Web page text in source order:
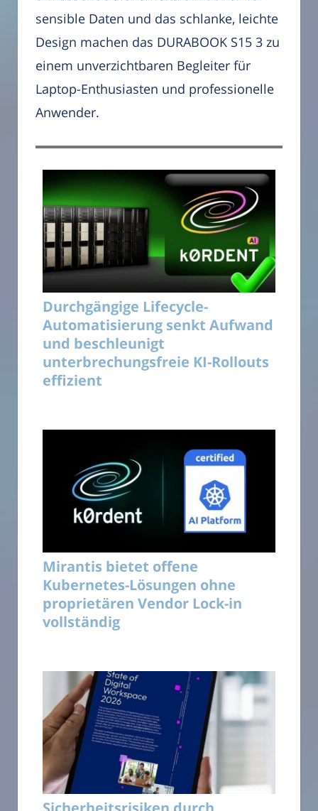
sensible Daten und das schlanke, leichte
Design machen das DURABOOK S15 3 zu
einem unverzichtbaren Begleiter für
Laptop-Enthusiasten und professionelle
Anwender.
Durchgängige Lifecycle-
Automatisierung senkt Aufwand
und beschleunigt
unterbrechungsfreie KI-Rollouts
effizient
Mirantis bietet offene
Kubernetes-Lösungen ohne
proprietären Vendor Lock-in
vollständig